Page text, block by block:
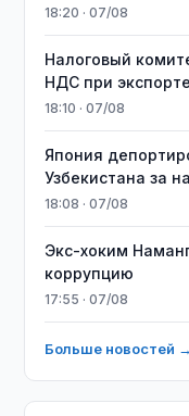
18:20 · 07/08
Налоговый
НДС при экспорте
18:10 · 07/08
Япония
Узбекистана за
18:08 · 07/08
​​​​​​​Экс-хоким
коррупцию
17:55 · 07/08
Больше новостей →